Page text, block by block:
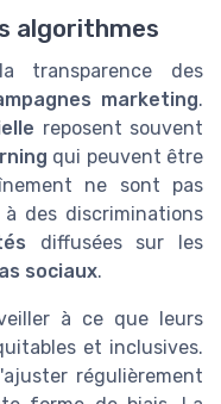
algorithmes
transparence des
marketing.
reposent souvent
qui peuvent être
ne sont pas
des discriminations
diffusées sur les
sociaux.
à ce que leurs
et inclusives.
régulièrement